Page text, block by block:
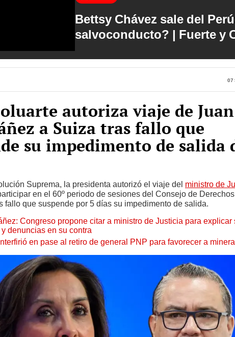
Bettsy Chávez sale del
salvoconducto? | Fuerte y
07
autoriza viaje de Juan
a Suiza tras fallo que
su impedimento de salida
Suprema, la presidenta autorizó el viaje del ministro de
en el 60º periodo de sesiones del Consejo de
fallo que suspende por 5 días su impedimento de salida.
Congreso propone citar a ministro de Justicia para explicar
denuncias en su contra
en pase al retiro de general PNP para favorecer a minera